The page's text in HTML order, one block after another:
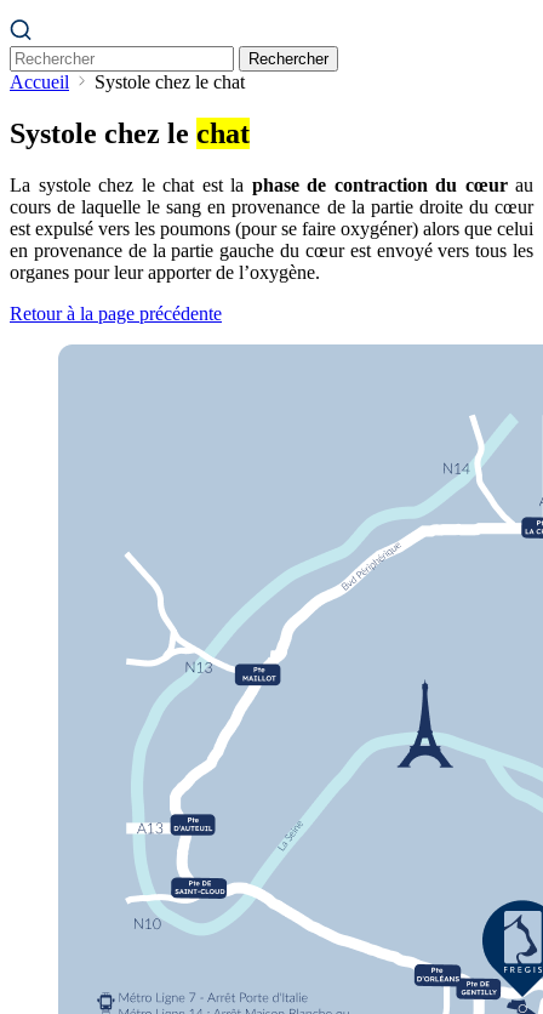
Rechercher
Accueil Systole chez le chat
Systole chez le chat
La systole chez le chat est la phase de contraction du cœurau
cours de laquelle le sang en provenance de la partie droite du cœur
est expulsé vers les poumons (pour se faire oxygéner) alors que celui
en provenance de la partie gauche du cœur est envoyé vers tous les
organes pour leur apporter de l’oxygène.
Retour à la page précédente